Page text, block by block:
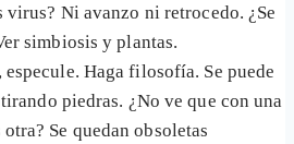
virus? Ni avanzo ni retrocedo. ¿Se
simbiosis y plantas.
especule. Haga filosofía. Se puede
piedras. ¿No ve que con una
Se quedan obsoletas